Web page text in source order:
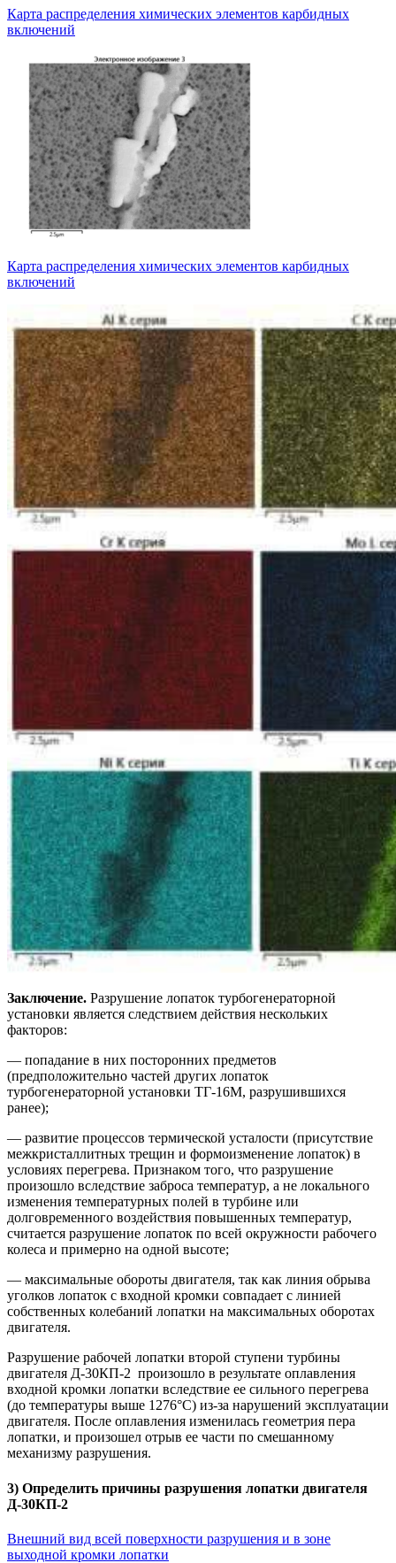
Карта распределения химических элементов карбидных
включений
Карта распределения химических элементов карбидных
включений
Заключение. Разрушение лопаток турбогенераторной
установки является следствием действия нескольких
факторов:
— попадание в них посторонних предметов
(предположительно частей других лопаток
турбогенераторной установки ТГ-16М, разрушившихся
ранее);
— развитие процессов термической усталости (присутствие
межкристаллитных трещин и формоизменение лопаток) в
условиях перегрева. Признаком того, что разрушение
произошло вследствие заброса температур, а не локального
изменения температурных полей в турбине или
долговременного воздействия повышенных температур,
считается разрушение лопаток по всей окружности рабочего
колеса и примерно на одной высоте;
— максимальные обороты двигателя, так как линия обрыва
уголков лопаток с входной кромки совпадает с линией
собственных колебаний лопатки на максимальных оборотах
двигателя.
Разрушение рабочей лопатки второй ступени турбины
двигателя Д-30КП-2 произошло в результате оплавления
входной кромки лопатки вследствие ее сильного перегрева
(до температуры выше 1276°С) из-за нарушений эксплуатации
двигателя. После оплавления изменилась геометрия пера
лопатки, и произошел отрыв ее части по смешанному
механизму разрушения.
3) Определить причины разрушения лопатки двигателя
Д-30КП-2
Внешний вид всей поверхности разрушения и в зоне
выходной кромки лопатки